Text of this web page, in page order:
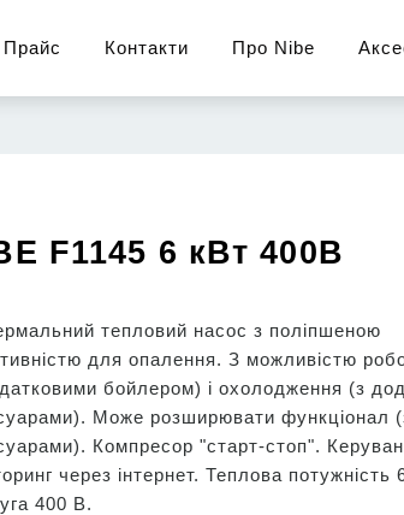
Прайс Контакти Про Nibe
F1145 6 кВт 400В
тепловий насос з поліпшеною
для опалення. З можливістю
бойлером) і охолодження (з
Може розширювати функціонал
Компресор "старт-стоп".
через інтернет. Теплова потужність
400 В.